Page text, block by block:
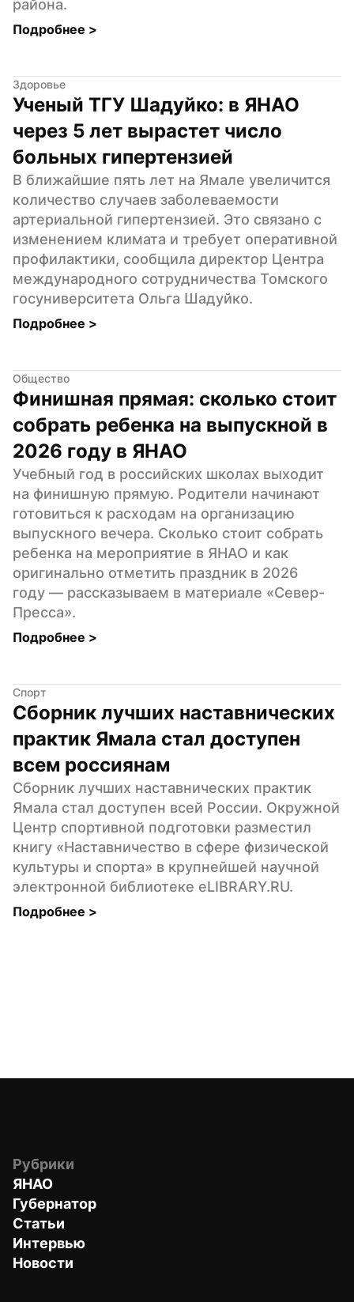
района.
Подробнее >
Здоровье
Ученый ТГУ Шадуйко: в ЯНАО
через 5 лет вырастет число
больных гипертензией
В ближайшие пять лет на Ямале увеличится
количество случаев заболеваемости
артериальной гипертензией. Это связано с
изменением климата и требует оперативной
профилактики, сообщила директор Центра
международного сотрудничества Томского
госуниверситета Ольга Шадуйко.
Подробнее >
Общество
Финишная прямая: сколько стоит
собрать ребенка на выпускной в
2026 году в ЯНАО
Учебный год в российских школах выходит
на финишную прямую. Родители начинают
готовиться к расходам на организацию
выпускного вечера. Сколько стоит собрать
ребенка на мероприятие в ЯНАО и как
оригинально отметить праздник в 2026
году — рассказываем в материале «Север-
Пресса».
Подробнее >
Спорт
Сборник лучших наставнических
практик Ямала стал доступен
всем россиянам
Сборник лучших наставнических практик
Ямала стал доступен всей России. Окружной
Центр спортивной подготовки разместил
книгу «Наставничество в сфере физической
культуры и спорта» в крупнейшей научной
электронной библиотеке eLIBRARY.RU.
Подробнее >
Рубрики
ЯНАО
Губернатор
Статьи
Интервью
Новости